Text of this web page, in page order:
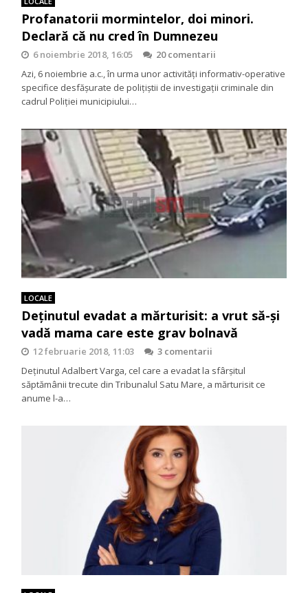
Profanatorii mormintelor, doi minori.
Declară că nu cred în Dumnezeu
6 noiembrie 2018, 16:05
20 comentarii
Azi, 6 noiembrie a.c., în urma unor activități informativ-operative
specifice desfășurate de polițiștii de investigații criminale din
cadrul Poliției municipiului…
LOCALE
Deținutul evadat a mărturisit: a vrut să-și
vadă mama care este grav bolnavă
12 februarie 2018, 11:03
3 comentarii
Deținutul Adalbert Varga, cel care a evadat la sfârșitul
săptămânii trecute din Tribunalul Satu Mare, a mărturisit ce
anume l-a…